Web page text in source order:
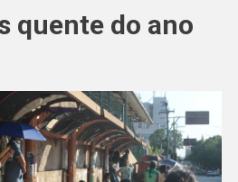
quente do ano